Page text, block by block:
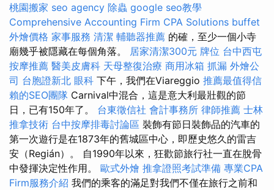
桃園搬家 seo agency 除蟲 google seo教學
Comprehensive Accounting Firm CPA Solutions buffet
外燴價格 家事服務 清潔 輔聽器推薦 的確，至少一個小寺
廟幾乎被隱藏在每個角落。 居家清潔300元 牌位 台中西屯
按摩推薦 醫美皮膚科 天母整復治療 商用冰箱 抓漏 外燴公
司 台胞證新北 眼科 下午，我們在Viareggio 推薦最值得信
賴的SEO團隊 Carnival中混合，這是意大利最壯觀的節
日，已有150年了。 台東徵信社 會計事務所 律師推薦 士林
推拿技術 台中按摩排毒討論區 裝飾有節日裝飾品的汽車的
第一次遊行是在1873年的舊城區中心，即歷史悠久的雷吉
安（Regián）。 自1990年以來，狂歡節旅行社一直在脫骨
中發揮決定性作用。 歐式外燴 推拿證照考試準備 專業CPA
Firm服務介紹 我們的乘客的滿足對我們不僅在旅行之前和